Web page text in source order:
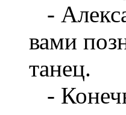
-
вами
танец.
-